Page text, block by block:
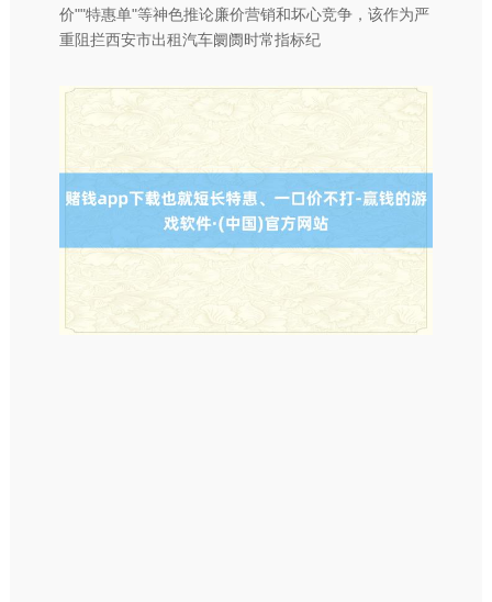
价""特惠单"等神色推论廉价营销和坏心竞争，该作为严
重阻拦西安市出租汽车阛阓时常指标纪